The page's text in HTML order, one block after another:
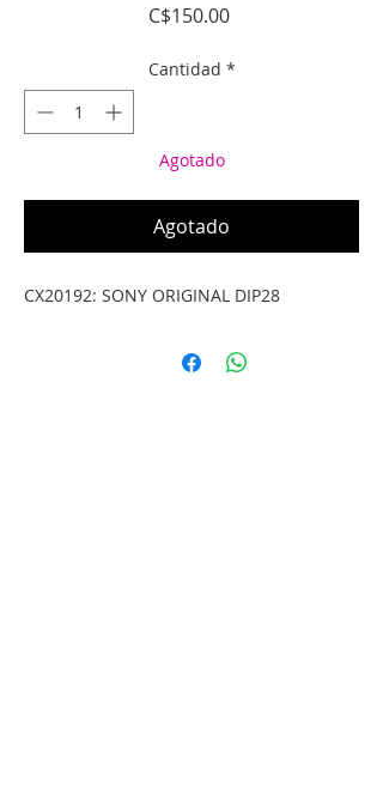
C$150.00Precio
Cantidad *
Agotado
Agotado
CX20192: SONY ORIGINAL DIP28